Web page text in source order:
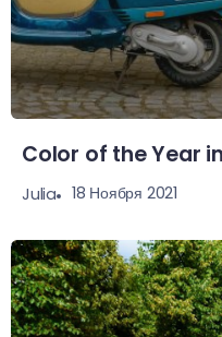
Color of the Year
Julia 18 Ноября 2021